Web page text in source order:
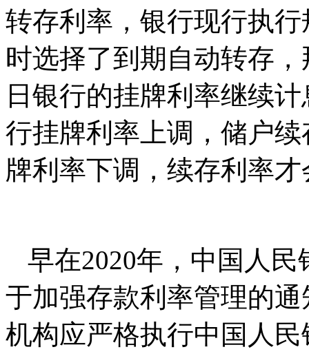
转存利率，银行现行执
时选择了到期自动转存
日银行的挂牌利率继续
行挂牌利率上调，储户
牌利率下调，续存利率
早在2020年，中国人
于加强存款利率管理的
机构应严格执行中国人